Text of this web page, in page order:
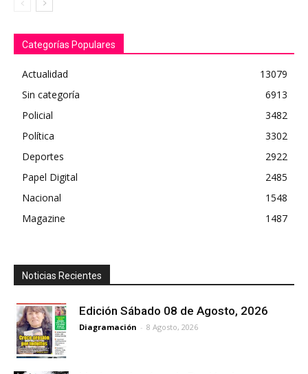
Categorías Populares
Actualidad
13079
Sin categoría
6913
Policial
3482
Política
3302
Deportes
2922
Papel Digital
2485
Nacional
1548
Magazine
1487
Noticias Recientes
Edición Sábado 08 de Agosto, 2026
Diagramación - 8 Agosto, 2026